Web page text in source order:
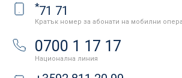
*71 71
Кратък номер за абонати на мобилни
0700 1 17 17
Национална линия